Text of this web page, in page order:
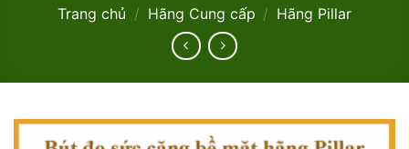
Trang chủ / Hãng Cung cấp / Hãng Pillar